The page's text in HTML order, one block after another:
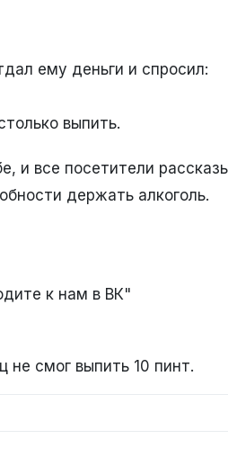
ему деньги и спросил:
выпить.
и все посетители
держать алкоголь.
к нам в ВК"
не смог выпить 10 пинт.